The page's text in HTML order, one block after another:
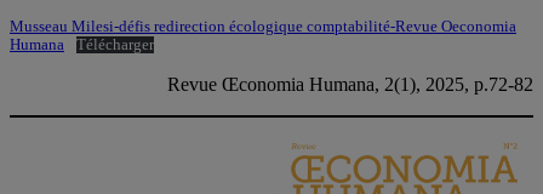
Musseau Milesi-défis redirection écologique comptabilité-Revue Oeconomia
Humana
Télécharger
Revue Œconomia Humana, 2(1), 2025, p.72-82